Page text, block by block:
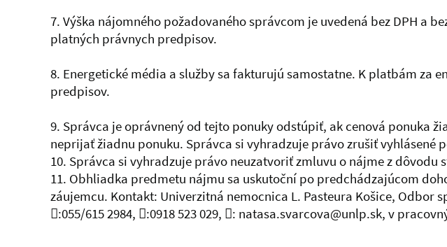
7. Výška nájomného požadovaného správcom je uvedená bez DPH a
platných právnych predpisov.
8. Energetické média a služby sa fakturujú samostatne. K platbám za
predpisov.
9. Správca je oprávnený od tejto ponuky odstúpiť, ak cenová ponuka
neprijať žiadnu ponuku. Správca si vyhradzuje právo zrušiť vyhlásené
10. Správca si vyhradzuje právo neuzatvoriť zmluvu o nájme z
11. Obhliadka predmetu nájmu sa uskutoční po predchádzajúcom
záujemcu. Kontakt: Univerzitná nemocnica L. Pasteura Košice, Odbor
:055/615 2984, :0918 523 029, : natasa.svarcova@unlp.sk, v